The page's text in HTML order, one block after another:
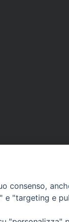
consenso,
e "targeting e